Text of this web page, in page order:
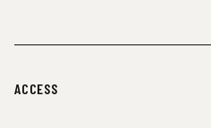
ACCESS